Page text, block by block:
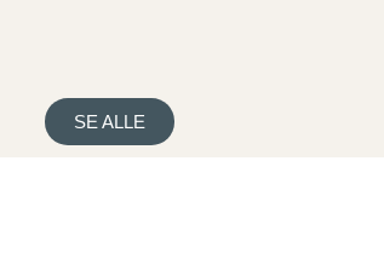
SE ALLE